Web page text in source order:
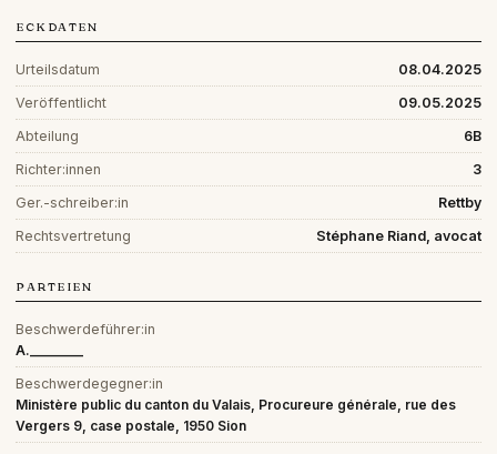
ECKDATEN
Urteilsdatum
08.04.2025
Veröffentlicht
09.05.2025
Abteilung
6B
Richter:innen
3
Ger.-schreiber:in
Rettby
Rechtsvertretung
Stéphane Riand, avocat
PARTEIEN
Beschwerdeführer:in
A.________
Beschwerdegegner:in
Ministère public du canton du Valais, Procureure générale, rue des
Vergers 9, case postale, 1950 Sion